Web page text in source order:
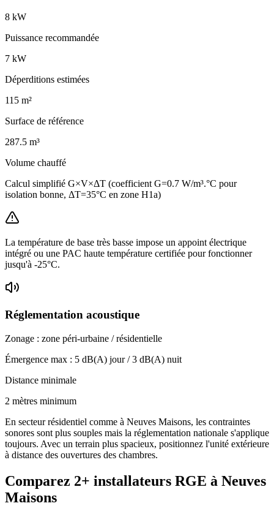
8 kW
Puissance recommandée
7 kW
Déperditions estimées
115 m²
Surface de référence
287.5 m³
Volume chauffé
Calcul simplifié G×V×ΔT (coefficient G=0.7 W/m³.°C pour
isolation bonne, ΔT=35°C en zone H1a)
La température de base très basse impose un appoint électrique
intégré ou une PAC haute température certifiée pour fonctionner
jusqu'à -25°C.
Réglementation acoustique
Zonage : zone péri-urbaine / résidentielle
Émergence max : 5 dB(A) jour /3 dB(A) nuit
Distance minimale
2 mètres minimum
En secteur résidentiel comme à Neuves Maisons, les contraintes
sonores sont plus souples mais la réglementation nationale s'applique
toujours. Avec un terrain plus spacieux, positionnez l'unité extérieure
à distance des ouvertures des chambres.
Comparez 2+ installateurs RGE à Neuves
Maisons